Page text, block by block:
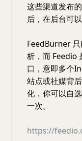
这些渠道发布
后，在后台可
FeedBurner
析，而 Feedio
口，意即多个
站点或社媒背
化，你可以自
一次。
https://